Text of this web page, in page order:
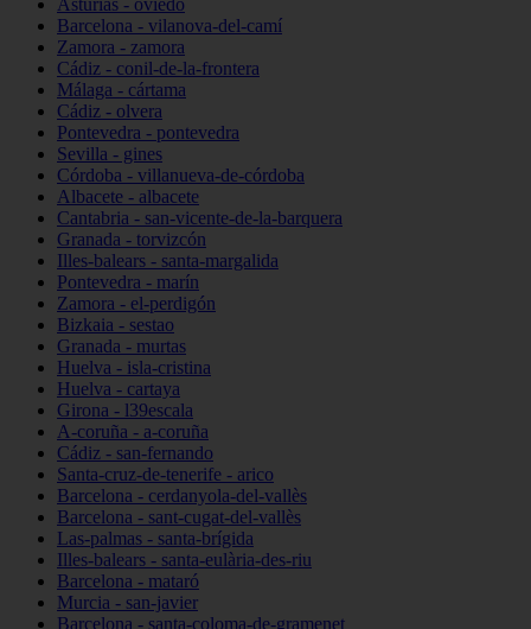
Asturias - oviedo
Barcelona - vilanova-del-camí
Zamora - zamora
Cádiz - conil-de-la-frontera
Málaga - cártama
Cádiz - olvera
Pontevedra - pontevedra
Sevilla - gines
Córdoba - villanueva-de-córdoba
Albacete - albacete
Cantabria - san-vicente-de-la-barquera
Granada - torvizcón
Illes-balears - santa-margalida
Pontevedra - marín
Zamora - el-perdigón
Bizkaia - sestao
Granada - murtas
Huelva - isla-cristina
Huelva - cartaya
Girona - l39escala
A-coruña - a-coruña
Cádiz - san-fernando
Santa-cruz-de-tenerife - arico
Barcelona - cerdanyola-del-vallès
Barcelona - sant-cugat-del-vallès
Las-palmas - santa-brígida
Illes-balears - santa-eulària-des-riu
Barcelona - mataró
Murcia - san-javier
Barcelona - santa-coloma-de-gramenet